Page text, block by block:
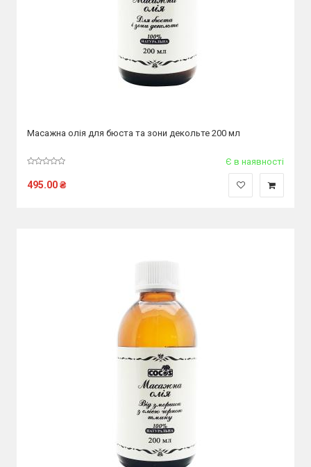
Масажна олія для бюста та зони декольте 200 мл
Є в наявності
495.00₴